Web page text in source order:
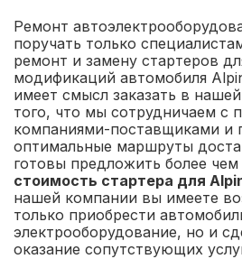
Ремонт
поручать только
ремонт и замену стартеров
модификаций автомобиля
имеет смысл заказать в
того, что мы сотрудничаем с
компаниями-поставщиками и
оптимальные маршруты
готовы предложить более
стоимость стартера для
нашей компании вы имеете
только приобрести
электрооборудование, но и
оказание сопутствующих